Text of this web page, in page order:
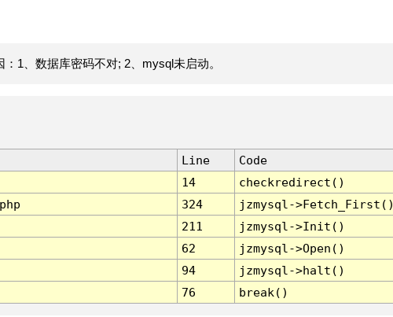
1、数据库密码不对; 2、mysql未启动。
Line
Code
14
checkredirect()
324
jzmysql-
211
jzmysql->Init()
62
jzmysql->Open()
94
jzmysql->halt()
76 break()